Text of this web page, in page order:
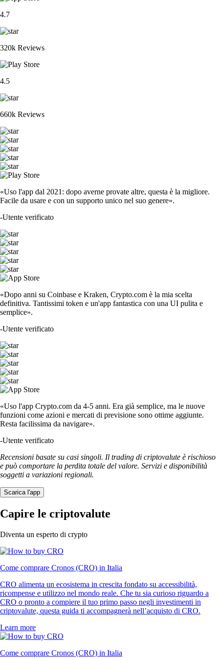
4.7
320k Reviews
4.5
660k Reviews
«Uso l'app dal 2021: dopo averne provate altre, questa è la migliore.
Facile da usare e con un supporto unico nel suo genere».
-Utente verificato
«Dopo anni su Coinbase e Kraken, Crypto.com è la mia scelta
definitiva. Tantissimi token e un'app fantastica con una UI pulita e
semplice».
-Utente verificato
«Uso l'app Crypto.com da 4-5 anni. Era già semplice, ma le nuove
funzioni come azioni e mercati di previsione sono ottime aggiunte.
Resta facilissima da navigare».
-Utente verificato
Recensioni basate su casi singoli. Il trading di criptovalute è rischioso
e può comportare la perdita totale del valore. Servizi e disponibilità
soggetti a variazioni regionali.
Scarica l'app
Capire le criptovalute
Diventa un esperto di crypto
Come comprare Cronos (CRO) in Italia
CRO alimenta un ecosistema in crescita fondato su accessibilità,
ricompense e utilizzo nel mondo reale. Che tu sia curioso riguardo a
CRO o pronto a compiere il tuo primo passo negli investimenti in
criptovalute, questa guida ti accompagnerà nell’acquisto di CRO.
Learn more
Come comprare Cronos (CRO) in Italia